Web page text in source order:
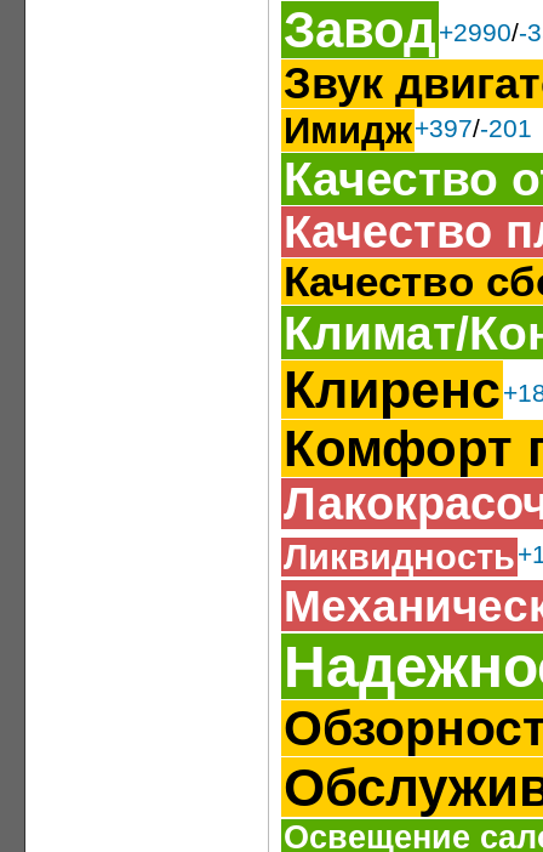
Завод+2990/-
Звук
Имидж+397/-201
Качество
Качество
Качество
Климат/
Клиренс
Комфорт
Ликвидность
Освещение